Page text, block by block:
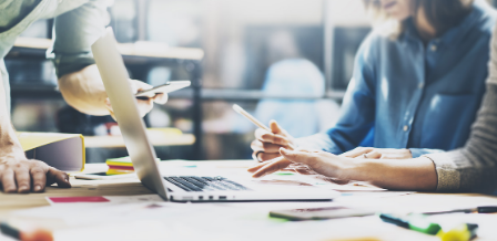
informatique
SAP Customer Experience
SAP Business Technology
Platform
SAP LeanIX
IFS Cloud
Microsoft Dynamics 365
CEREALOG Bordeaux
CEREALOG Paris
Rejoignez-nous